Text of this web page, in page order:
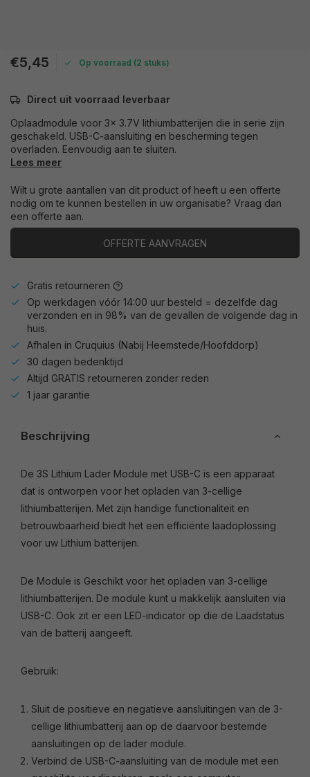
€5,45 Op voorraad (2 stuks)
Direct uit voorraad leverbaar
Oplaadmodule voor 3x 3.7V lithiumbatterijen die in serie zijn
geschakeld. USB-C-aansluiting en bescherming tegen
overladen. Eenvoudig aan te sluiten.
Lees meer
Wilt u grote aantallen van dit product of heeft u een offerte
nodig om te kunnen bestellen in uw organisatie? Vraag dan
een offerte aan.
OFFERTE AANVRAGEN
Gratis retourneren
Op werkdagen vóór 14:00 uur besteld = dezelfde dag
verzonden en in 98% van de gevallen de volgende dag in
huis.
Afhalen in Cruquius (Nabij Heemstede/Hoofddorp)
30 dagen bedenktijd
Altijd GRATIS retourneren zonder reden
1 jaar garantie
Beschrijving
De 3S Lithium Lader Module met USB-C is een apparaat
dat is ontworpen voor het opladen van 3-cellige
lithiumbatterijen. Met zijn handige functionaliteit en
betrouwbaarheid biedt het een efficiënte laadoplossing
voor uw Lithium batterijen.
De Module is Geschikt voor het opladen van 3-cellige
lithiumbatterijen. De module kunt u makkelijk aansluiten via
USB-C. Ook zit er een LED-indicator op die de Laadstatus
van de batterij aangeeft.
Gebruik:
Sluit de positieve en negatieve aansluitingen van de 3-
cellige lithiumbatterij aan op de daarvoor bestemde
aansluitingen op de lader module.
Verbind de USB-C-aansluiting van de module met een